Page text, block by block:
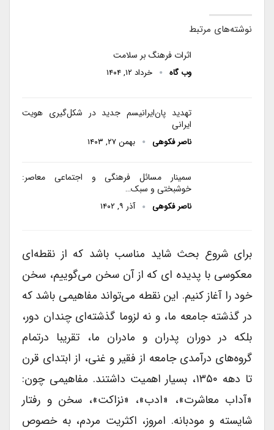
نوشته‌های مرتبط
اثرات فرهنگ بر سلامت
وب گاه خرداد ۱۲, ۱۴۰۴
تهدید پان‌ایرانیسم جدید در شکل‌گیری هویت
ایرانی
ناصر فکوهی بهمن ۲۷, ۱۴۰۳
سمینار مسائل فرهنگی و اجتماعی معاصر:
خوشبختی و سبک…
ناصر فکوهی آذر ۹, ۱۴۰۲
برای شروع بحث شاید مناسب باشد که از نقطه‌ای
معکوسی با پدیده ای که از آن سخن می‌گوییم، سخن
خود را آغاز کنیم. این نقطه می‌تواند مفاهیمی باشد که
در گذشته جامعه ما، و نه لزوما گذشته‌ای چندان دور،
بلکه در دوران پدران و مادران ما، تقریبا درتمام
گروه‌های درآمدی جامعه از فقیر و غنی، از ابتدای قرن
تا دهه ۱۳۵۰، بسیار اهمیت داشتند. مفاهیمی چون:
«آداب معاشرت»، «ادب»‌، «نزاکت»، سخن و رفتار
شایسته و مودبانه. امروز، اکثریت مردم، به خصوص